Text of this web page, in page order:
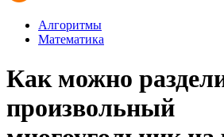
Алгоритмы
Математика
Как можно
произвольный